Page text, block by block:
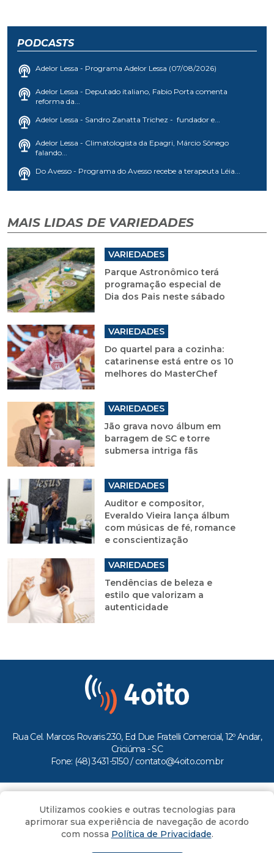
PODCASTS
Adelor Lessa - Programa Adelor Lessa (07/08/2026)
Adelor Lessa - Deputado italiano, Fabio Porta comenta
reforma da...
Adelor Lessa - Sandro Zanatta Trichez - fundador e...
Adelor Lessa - Climatologista da Epagri, Márcio Sônego
falando...
Do Avesso - Programa do Avesso recebe a terapeuta Léia...
MAIS LIDAS DE VARIEDADES
VARIEDADES
Parque Astronômico terá
programação especial de
Dia dos Pais neste sábado
VARIEDADES
Do quartel para a cozinha:
catarinense está entre os 10
melhores do MasterChef
VARIEDADES
Jão grava novo álbum em
barragem de SC e torre
submersa intriga fãs
VARIEDADES
Auditor e compositor,
Everaldo Vieira lança álbum
com músicas de fé, romance
e conscientização
VARIEDADES
Tendências de beleza e
estilo que valorizam a
autenticidade
Rua Cel. Marcos Rovaris 230, Ed Due Fratelli Comercial, 12º Andar,
Criciúma - SC
Fone: (48) 3431-5150 / contato@4oito.com.br
Todos os direitos reservados ao Portal 4oito
Utilizamos cookies e outras tecnologias para
aprimorar sua experiência de navegação de acordo
com nossa Política de Privacidade.